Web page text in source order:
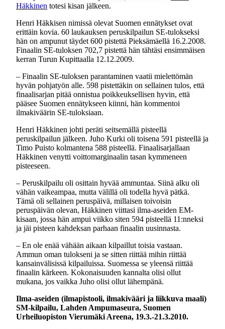
Häkkinen totesi kisan jälkeen.
Henri Häkkisen nimissä olevat Suomen ennätykset ovat
erittäin kovia. 60 laukauksen peruskilpailun SE-tulokseksi
hän on ampunut täydet 600 pistettä Pieksämäellä 16.2.2008.
Finaalin SE-tuloksen 702,7 pistettä hän tähtäsi ensimmäisen
kerran Turun Kupittaalla 12.12.2009.
– Finaalin SE-tuloksen parantaminen vaatii mielettömän
hyvän pohjatyön alle. 598 pistettäkin on sellainen tulos, että
finaalisarjan pitää onnistua poikkeuksellisen hyvin, että
pääsee Suomen ennätykseen kiinni, hän kommentoi
ilmakiväärin SE-tuloksiaan.
Henri Häkkinen johti peräti seitsemällä pisteellä
peruskilpailun jälkeen. Juho Kurki oli toisena 591 pisteellä ja
Timo Puisto kolmantena 588 pisteellä. Finaalisarjallaan
Häkkinen venytti voittomarginaalin tasan kymmeneen
pisteeseen.
– Peruskilpailu oli osittain hyvää ammuntaa. Siinä alku oli
vähän vaikeampaa, mutta välillä oli todella hyvä pätkä.
Tämä oli sellainen peruspäivä, millaisen toivoisin
peruspäivän olevan, Häkkinen viittasi ilma-aseiden EM-
kisaan, jossa hän ampui viikko siten 594 pisteellä 11:nneksi
ja jäi pisteen kahdeksan parhaan finaalin uusinnasta.
– En ole enää vähään aikaan kilpaillut toisia vastaan.
Ammun oman tulokseni ja se sitten riittää mihin riittää
kansainvälisissä kilpailuissa. Suomessa se yleensä riittää
finaalin kärkeen. Kokonaisuuden kannalta olisi ollut
mukana, jos vaikka Juho olisi ollut lähempänä.
Ilma-aseiden (ilmapistooli, ilmakivääri ja liikkuva maali)
SM-kilpailu, Lahden Ampumaseura, Suomen
Urheiluopiston Vierumäki Areena, 19.3.-21.3.2010.